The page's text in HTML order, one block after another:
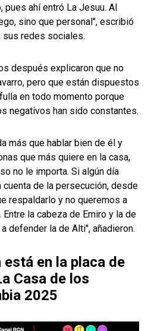
pues ahí entró La Jesuu. Al
sino que personal", escribió
sus redes sociales.
después explicaron que no
pero que están dispuestos
en todo momento porque
negativos han sido constantes.
más que hablar bien de él y
que más quiere en la casa,
no le importa. Si algún día
de la persecución, desde
respaldarlo y no queremos a
la cabeza de Emiro y la de
defender la de Alti", añadieron.
en la placa de
Casa de los
2025